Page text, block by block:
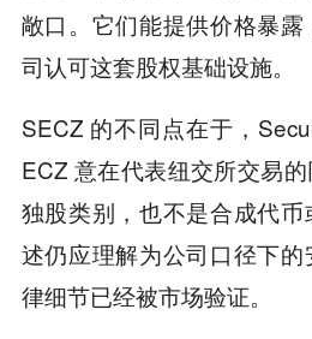
敞口。它们能提供价格暴
司认可这套股权基础设施。
SECZ 的不同点在于，
ECZ 意在代表纽交所交易
独股类别，也不是合成代
述仍应理解为公司口径下
律细节已经被市场验证。